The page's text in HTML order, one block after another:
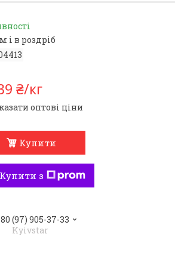
і в роздріб
₴/кг
оптові ціни
Купити
Купити з
(97) 905-37-33
Kyivstar